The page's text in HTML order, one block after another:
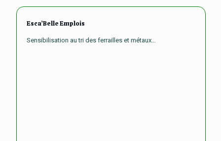
Esca’Belle Emplois
Sensibilisation au tri des ferrailles et métaux…